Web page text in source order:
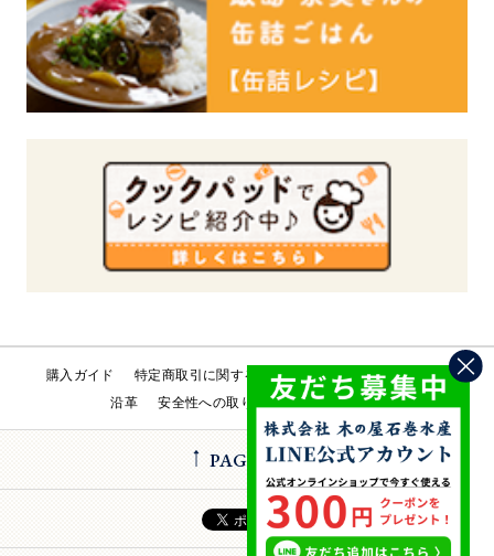
購入ガイド 特定商取引に関する法律 会社概要
工場直売所
沿革
安全性への取り組み お問い合わせ
PAGE TOP